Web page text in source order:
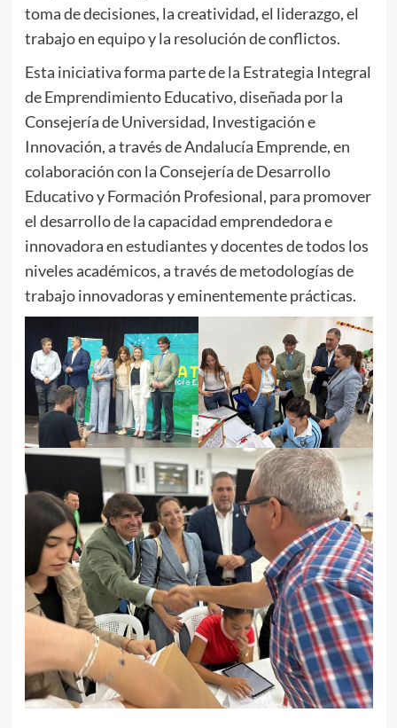
toma de decisiones, la creatividad, el liderazgo, el
trabajo en equipo y la resolución de conflictos.
Esta iniciativa forma parte de la Estrategia Integral
de Emprendimiento Educativo, diseñada por la
Consejería de Universidad, Investigación e
Innovación, a través de Andalucía Emprende, en
colaboración con la Consejería de Desarrollo
Educativo y Formación Profesional, para promover
el desarrollo de la capacidad emprendedora e
innovadora en estudiantes y docentes de todos los
niveles académicos, a través de metodologías de
trabajo innovadoras y eminentemente prácticas.